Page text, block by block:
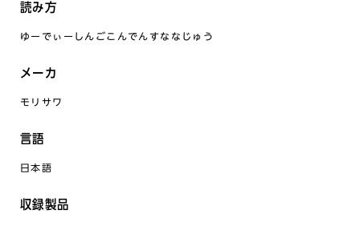
読み方
ゆーでぃーしんごこんでんすななじゅう
メーカ
モリサワ
言語
日本語
収録製品